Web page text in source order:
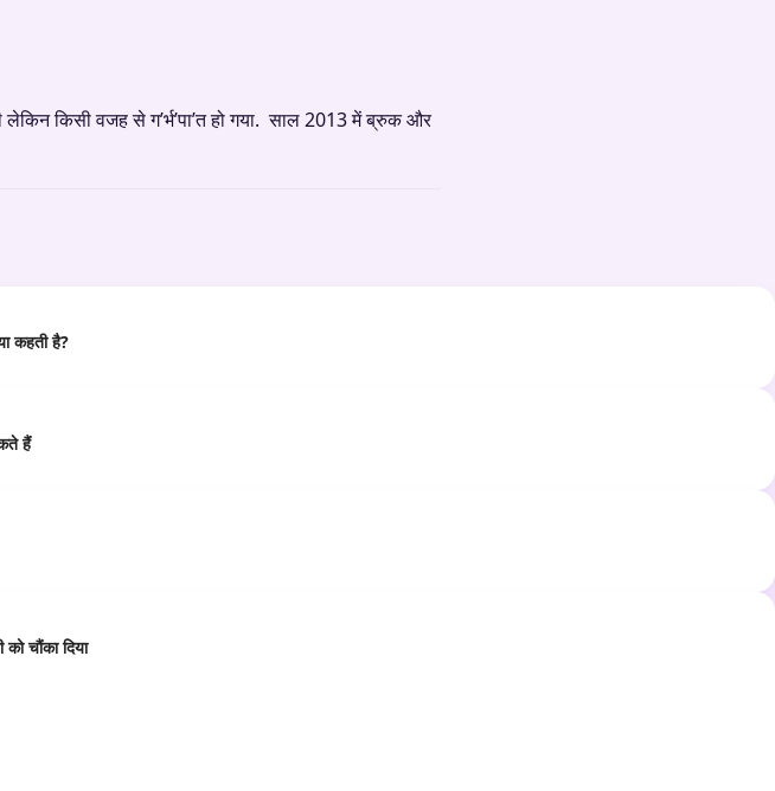
लेकिन किसी वजह से ग’र्भ’पा’त हो गया. साल 2013 में ब्रुक और
कहती है?
हैं
चौंका दिया